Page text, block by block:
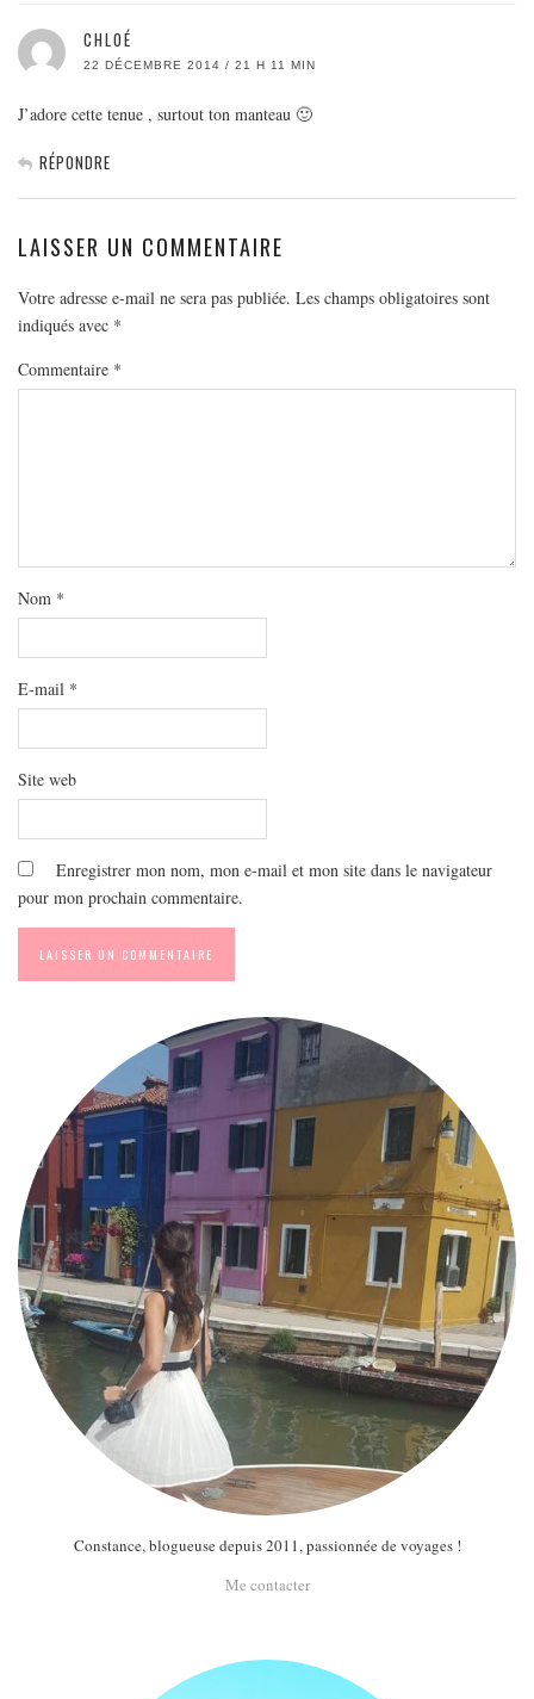
CHLOÉ
22 DÉCEMBRE 2014 / 21 H 11 MIN
J’adore cette tenue , surtout ton manteau 🙂
RÉPONDRE
LAISSER UN COMMENTAIRE
Votre adresse e-mail ne sera pas publiée. Les champs obligatoires sont
indiqués avec *
Commentaire *
Nom *
E-mail *
Site web
Enregistrer mon nom, mon e-mail et mon site dans le navigateur
pour mon prochain commentaire.
Constance, blogueuse depuis 2011, passionnée de voyages !
Me contacter